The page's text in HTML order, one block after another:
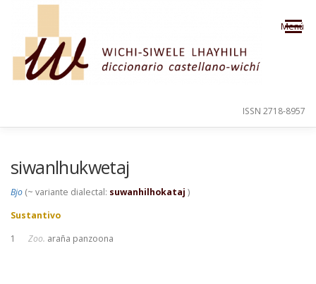
Saltar al contenido
Menú
ISSN 2718-8957
siwanlhukwetaj
Bjo (~ variante dialectal: suwanhilhokataj )
Sustantivo
1 Zoo. araña panzoona